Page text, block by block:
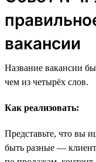
вакансии
Название вакансии
чем из четырёх слов.
Как реализовать:
Представьте, что вы
быть разные —